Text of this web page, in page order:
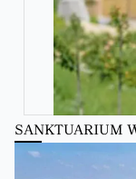
SANKTUARIUM